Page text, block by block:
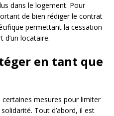
dans le logement. Pour
de bien rédiger le contrat
permettant la cessation
d’un locataire.
en tant que
mesures pour limiter
Tout d’abord, il est